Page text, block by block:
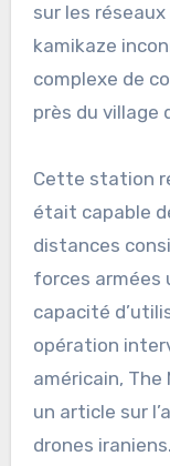
sur les
kamikaze
complexe de
près du village
Cette station
était capable
distances
forces armées
capacité
opération
américain, The
un article sur
drones